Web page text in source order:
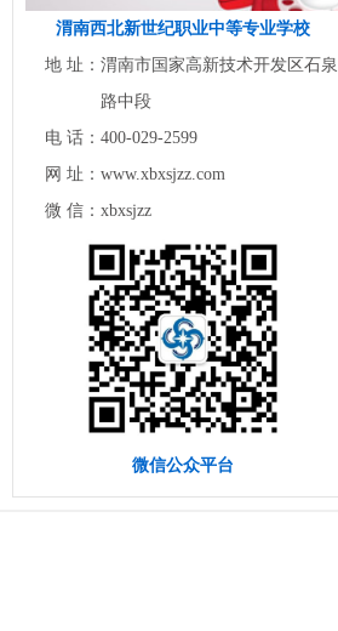
渭南西北新世纪职业中等专业学校
地 址： 渭南市国家高新技术开发区石泉
路中段
电 话： 400-029-2599
网 址： www.xbxsjzz.com
微 信： xbxsjzz
微信公众平台